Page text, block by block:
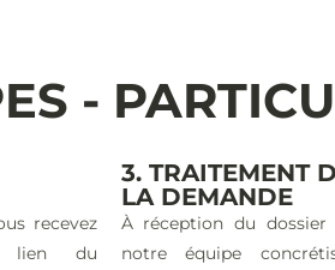
-
recevez
lien du
3. TRAITEMENT
LA DEMANDE
À réception du dossier
notre équipe